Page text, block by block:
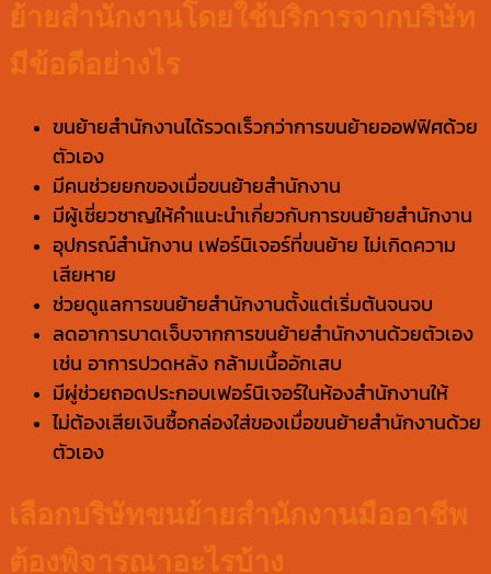
ย้ายสำนักงานโดยใช้บริการจากบริษัท
มีข้อดีอย่างไร
ขนย้ายสำนักงานได้รวดเร็วกว่าการขนย้ายออฟฟิศด้วย
ตัวเอง
มีคนช่วยยกของเมื่อขนย้ายสำนักงาน
มีผู้เชี่ยวชาญให้คำแนะนำเกี่ยวกับการขนย้ายสำนักงาน
อุปกรณ์สำนักงาน เฟอร์นิเจอร์ที่ขนย้าย ไม่เกิดความ
เสียหาย
ช่วยดูแลการขนย้ายสำนักงานตั้งแต่เริ่มต้นจนจบ
ลดอาการบาดเจ็บจากการขนย้ายสำนักงานด้วยตัวเอง
เช่น อาการปวดหลัง กล้ามเนื้ออักเสบ
มีผู่ช่วยถอดประกอบเฟอร์นิเจอร์ในห้องสำนักงานให้
ไม่ต้องเสียเงินซื้อกล่องใส่ของเมื่อขนย้ายสำนักงานด้วย
ตัวเอง
เลือกบริษัทขนย้ายสำนักงานมืออาชีพ
ต้องพิจารณาอะไรบ้าง